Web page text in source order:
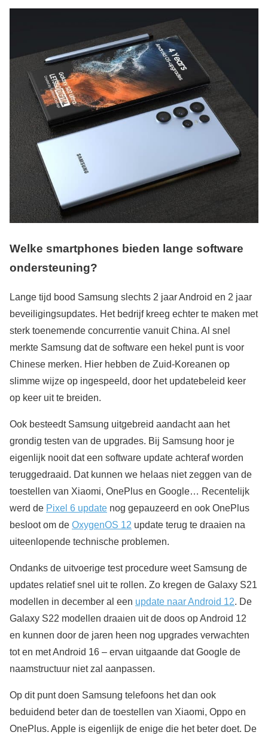
Welke smartphones bieden lange software
ondersteuning?
Lange tijd bood Samsung slechts 2 jaar Android en 2 jaar
beveiligingsupdates. Het bedrijf kreeg echter te maken met
sterk toenemende concurrentie vanuit China. Al snel
merkte Samsung dat de software een hekel punt is voor
Chinese merken. Hier hebben de Zuid-Koreanen op
slimme wijze op ingespeeld, door het updatebeleid keer
op keer uit te breiden.
Ook besteedt Samsung uitgebreid aandacht aan het
grondig testen van de upgrades. Bij Samsung hoor je
eigenlijk nooit dat een software update achteraf worden
teruggedraaid. Dat kunnen we helaas niet zeggen van de
toestellen van Xiaomi, OnePlus en Google… Recentelijk
werd de Pixel 6 update nog gepauzeerd en ook OnePlus
besloot om de OxygenOS 12 update terug te draaien na
uiteenlopende technische problemen.
Ondanks de uitvoerige test procedure weet Samsung de
updates relatief snel uit te rollen. Zo kregen de Galaxy S21
modellen in december al een update naar Android 12. De
Galaxy S22 modellen draaien uit de doos op Android 12
en kunnen door de jaren heen nog upgrades verwachten
tot en met Android 16 – ervan uitgaande dat Google de
naamstructuur niet zal aanpassen.
Op dit punt doen Samsung telefoons het dan ook
beduidend beter dan de toestellen van Xiaomi, Oppo en
OnePlus. Apple is eigenlijk de enige die het beter doet. De